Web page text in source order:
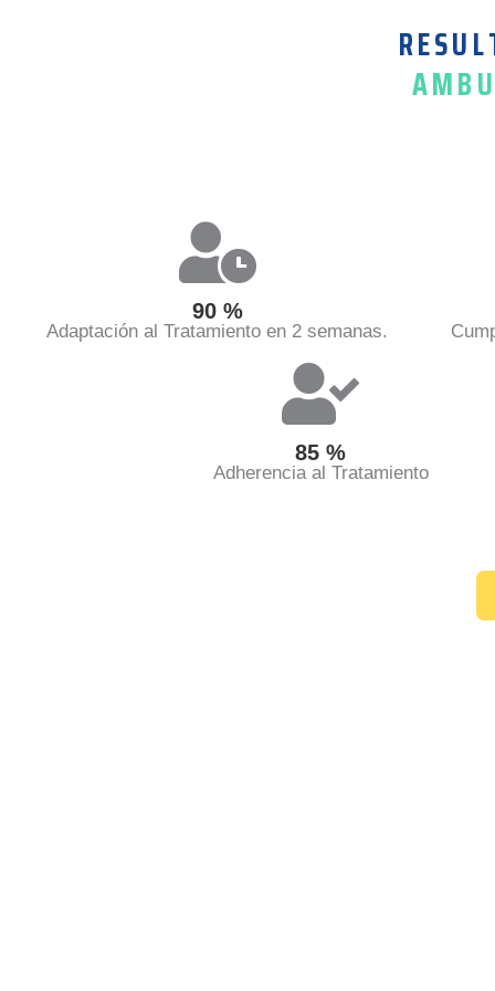
90%
Adaptación al Tratamiento en 2 semanas.
85 %
Adherencia al Tratamiento